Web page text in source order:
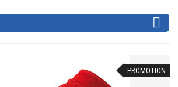

PROMOTION